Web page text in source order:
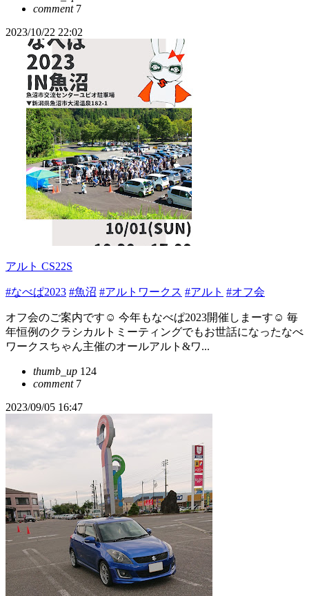
comment7
2023/10/22 22:02
アルト CS22S
#なべぱ2023 #魚沼 #アルトワークス #アルト #オフ会
オフ会のご案内です☺️ 今年もなべぱ2023開催しまーす☺️ 毎
年恒例のクラシカルトミーティングでもお世話になったなべ
ワークスちゃん主催のオールアルト&ワ...
thumb_up 124
comment7
2023/09/05 16:47